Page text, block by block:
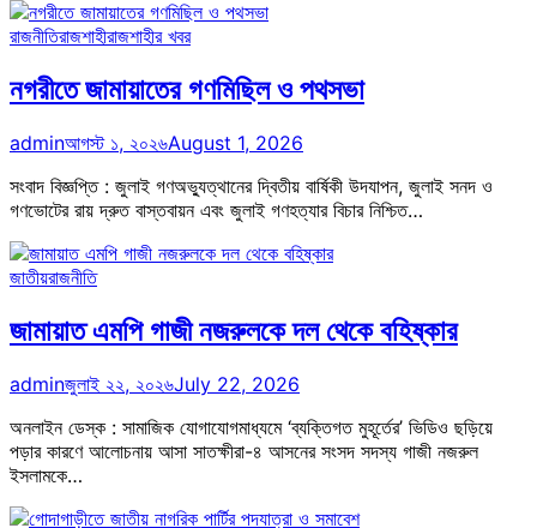
রাজনীতিরাজশাহীরাজশাহীর খবর
নগরীতে জামায়াতের গণমিছিল ও পথসভা
adminআগস্ট ১, ২০২৬August 1, 2026
সংবাদ বিজ্ঞপ্তি : জুলাই গণঅভ্যুত্থানের দ্বিতীয় বার্ষিকী উদযাপন, জুলাই সনদ ও
গণভোটের রায় দ্রুত বাস্তবায়ন এবং জুলাই গণহত্যার বিচার নিশ্চিত…
জাতীয়রাজনীতি
জামায়াত এমপি গাজী নজরুলকে দল থেকে বহিষ্কার
adminজুলাই ২২, ২০২৬July 22, 2026
অনলাইন ডেস্ক : সামাজিক যোগাযোগমাধ্যমে ‘ব্যক্তিগত মুহূর্তের’ ভিডিও ছড়িয়ে
পড়ার কারণে আলোচনায় আসা সাতক্ষীরা-৪ আসনের সংসদ সদস্য গাজী নজরুল
ইসলামকে…